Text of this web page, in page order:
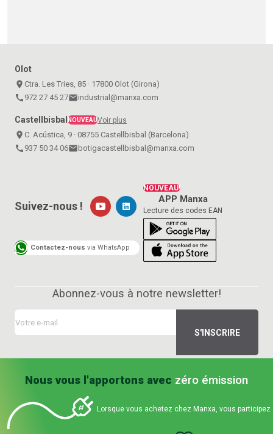
Olot
place Ctra. Les Tries, 85 · 17800 Olot (Girona)
call 972 27 45 27emailindustrial@manxa.com
Castellbisbal NOUVEAUVoir plus
place C. Acústica, 9 · 08755 Castellbisbal (Barcelona)
call 937 50 34 06email botigacastellbisbal@manxa.com
NOUVEAU!
APP Manxa
Lecture des codes EAN
Suivez-nous !
Contactez-nous via WhatsApp
Abonnez-vous à notre newsletter!
Nous vous l'apportons avec zéro émission
Lorsque vous achetez chez Manxa, vous participez